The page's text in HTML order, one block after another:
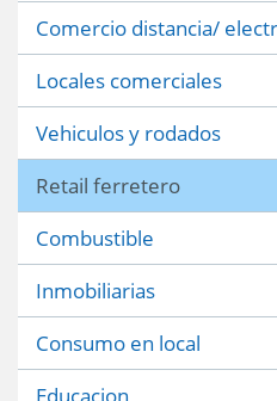
Comercio distancia/
Locales comerciales
Vehiculos y rodados
Retail ferretero
Combustible
Inmobiliarias
Consumo en local
Educacion